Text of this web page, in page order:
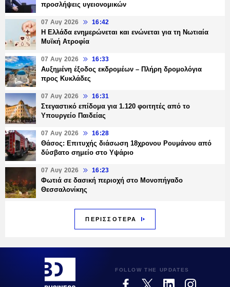
προσλήψεις υγειονομικών
07 Αυγ 2026 16:42
Η Ελλάδα ενημερώνεται και ενώνεται για τη Νωτιαία
Μυϊκή Ατροφία
07 Αυγ 2026 16:33
Αυξημένη έξοδος εκδρομέων – Πλήρη δρομολόγια
προς Κυκλάδες
07 Αυγ 2026 16:31
Στεγαστικό επίδομα για 1.120 φοιτητές από το
Υπουργείο Παιδείας
07 Αυγ 2026 16:28
Θάσος: Επιτυχής διάσωση 18χρονου Ρουμάνου από
δύσβατο σημείο στο Υψάριο
07 Αυγ 2026 16:23
Φωτιά σε δασική περιοχή στο Μονοπήγαδο
Θεσσαλονίκης
ΠΕΡΙΣΣΟΤΕΡΑ
FOLLOW THE UPDATES